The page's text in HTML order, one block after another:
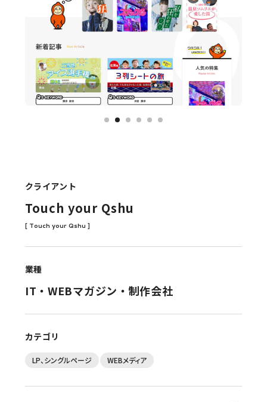
クライアント
Touch your Qshu
[ Touch your Qshu ]
業種
IT・WEBマガジン・制作会社
カテゴリ
LP、シングルページ WEBメディア